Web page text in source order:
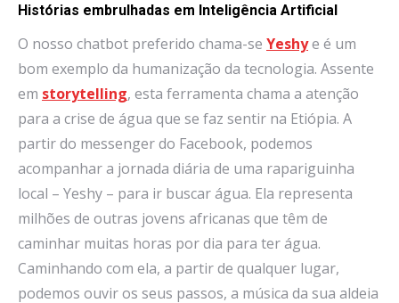
Histórias embrulhadas em Inteligência Artificial
O nosso chatbot preferido chama-se Yeshye é um
bom exemplo da humanização da tecnologia. Assente
em storytelling, esta ferramenta chama a atenção
para a crise de água que se faz sentir na Etiópia. A
partir do messenger do Facebook, podemos
acompanhar a jornada diária de uma rapariguinha
local – Yeshy – para ir buscar água. Ela representa
milhões de outras jovens africanas que têm de
caminhar muitas horas por dia para ter água.
Caminhando com ela, a partir de qualquer lugar,
podemos ouvir os seus passos, a música da sua aldeia